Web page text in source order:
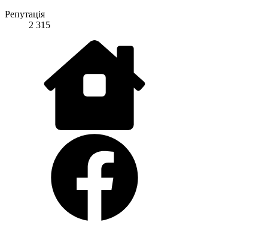
Репутація
2 315